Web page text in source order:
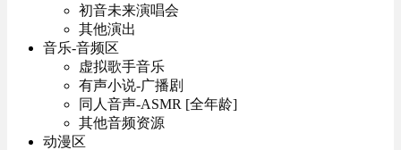
初音未来演唱会
其他演出
音乐-音频区
虚拟歌手音乐
有声小说-广播剧
同人音声-ASMR [全年龄]
其他音频资源
动漫区